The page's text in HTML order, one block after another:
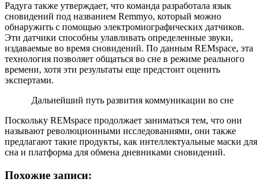
Радуга также утверждает, что команда разработала язык
сновидений под названием Remmyo, который можно
обнаружить с помощью электромиографических датчиков.
Эти датчики способны улавливать определенные звуки,
издаваемые во время сновидений. По данным REMspace, эта
технология позволяет общаться во сне в режиме реального
времени, хотя эти результаты еще предстоит оценить
экспертами.
Дальнейший путь развития коммуникации во сне
Поскольку REMspace продолжает заниматься тем, что они
называют революционными исследованиями, они также
предлагают такие продукты, как интеллектуальные маски для
сна и платформа для обмена дневниками сновидений.
Похожие записи: